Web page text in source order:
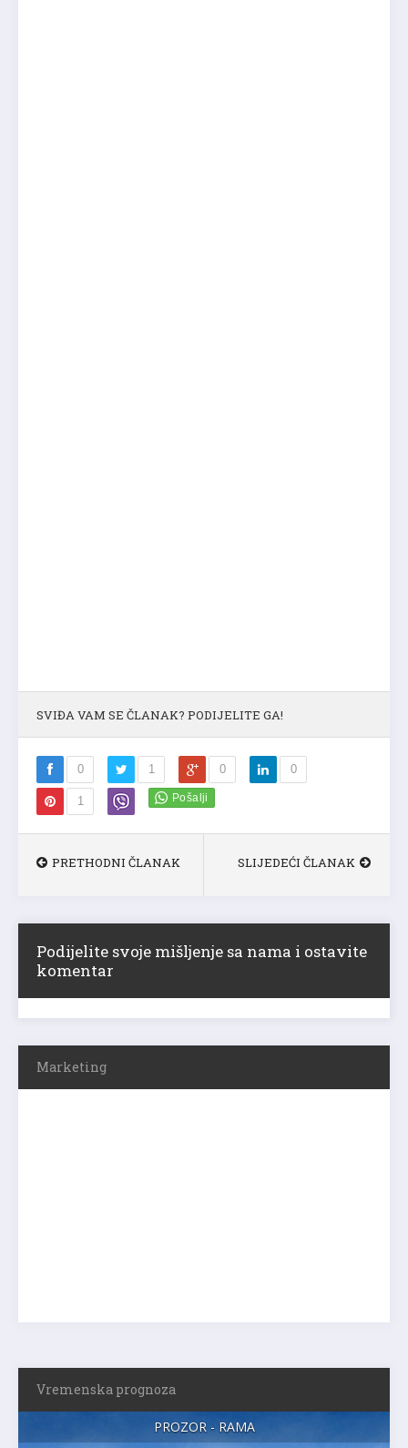
SVIĐA VAM SE ČLANAK? PODIJELITE GA!
0 1 0 0
1
PRETHODNI ČLANAK SLIJEDEĆI ČLANAK
Podijelite svoje mišljenje sa nama i ostavite
komentar
Marketing
Vremenska prognoza
PROZOR - RAMA